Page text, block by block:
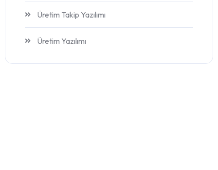
Üretim Takip Yazılımı
Üretim Yazılımı